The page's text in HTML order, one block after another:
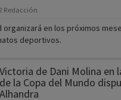
Redacción
organizará en los próximos
deportivos.
Victoria de Dani Molina en
de la Copa del Mundo
Alhandra